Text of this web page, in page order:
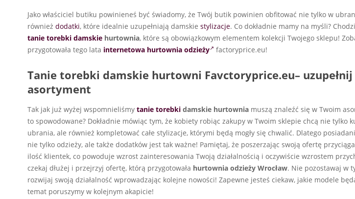
Jako właściciel butiku powinieneś być świadomy, że Twój butik powinien obfitować nie tylko w
również dodatki, które idealnie uzupełniają damskie stylizacje. Co dokładnie mamy na myśli?
tanie torebki damskie hurtownia, które są obowiązkowym elementem kolekcji Twojego sklepu!
przygotowała tego lata internetowa hurtownia odzieży factoryprice.eu!
Tanie torebki damskie hurtowni Favctoryprice.eu– uzupełnij
asortyment
Tak jak już wyżej wspomnieliśmy tanie torebki damskie hurtownia muszą znaleźć się w Twoim
to spowodowane? Dokładnie mówiąc tym, że kobiety robiąc zakupy w Twoim sklepie chcą nie tylko
ubrania, ale również kompletować całe stylizacje, którymi będą mogły się chwalić. Dlatego
nie tylko odzieży, ale także dodatków jest tak ważne! Pamiętaj, że poszerzając swoją ofertę
ilość klientek, co powoduje wzrost zainteresowania Twoją działalnością i oczywiście wzrostem
czekaj dłużej i przejrzyj ofertę, którą przygotowała hurtownia odzieży Wrocław. Nie pozostawaj w
rozwijaj swoją działalność wprowadzając kolejne nowości! Zapewne jesteś ciekaw, jakie modele
temat poruszymy w kolejnym akapicie!